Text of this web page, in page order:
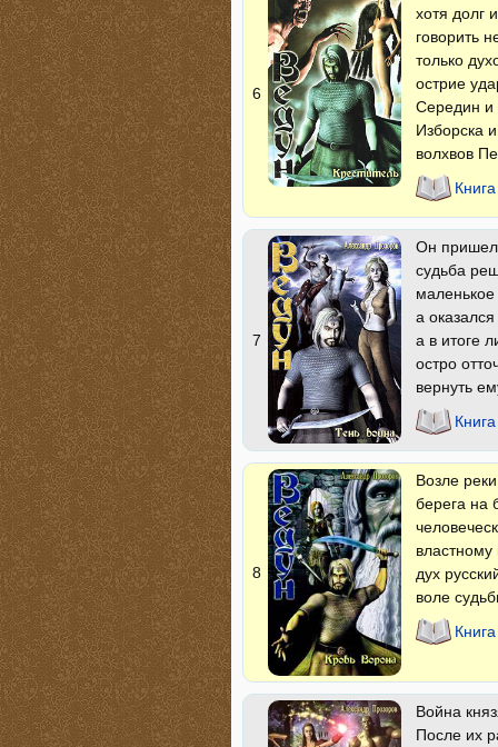
6
хотя долг
говорить
только
острие
Середин и
Изборска
волхвов
7
Он пришел
судьба
а
а в итоге
остро
вернуть
8
Возле
берега на
дух
воле
Война
После их